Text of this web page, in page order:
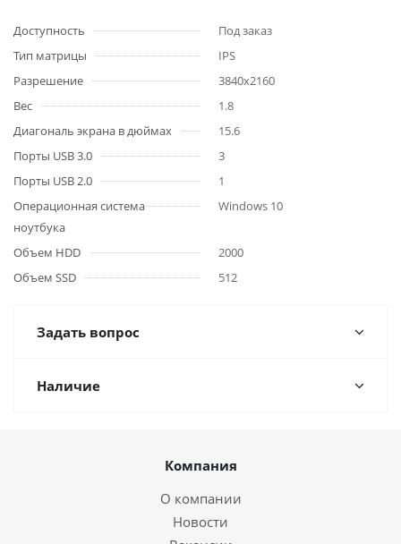
Доступность
Под заказ
Тип матрицы
IPS
Разрешение
3840x2160
Вес
1.8
Диагональ экрана в дюймах
15.6
Порты USB 3.0
3
Порты USB 2.0
1
Операционная система
ноутбука
Windows 10
Объем HDD
2000
Объем SSD
512
Задать вопрос
Наличие
Компания
О компании
Новости